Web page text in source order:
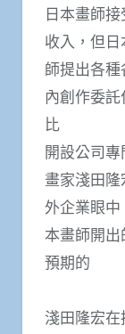
日本畫師
收入，但
師提出各
內創作委
比
開設公司
畫家淺田
外企業眼
本畫師開
預期的
淺田隆宏